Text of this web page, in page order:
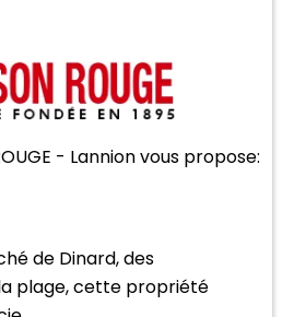
- Lannion vous propose:
de Dinard, des
plage, cette propriété